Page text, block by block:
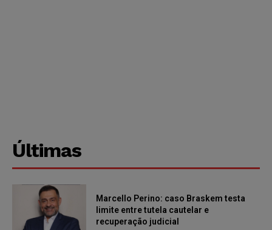
Últimas
Marcello Perino: caso Braskem testa
limite entre tutela cautelar e
recuperação judicial